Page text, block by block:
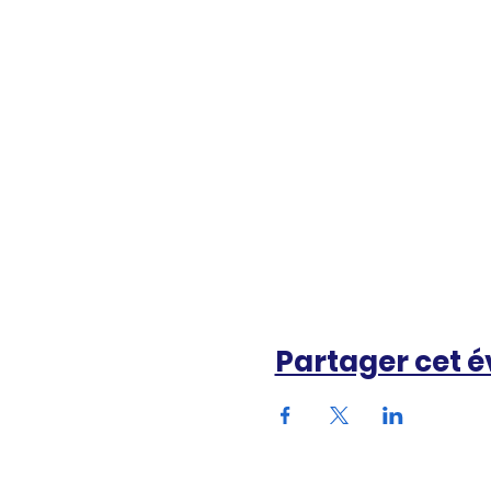
Partager cet